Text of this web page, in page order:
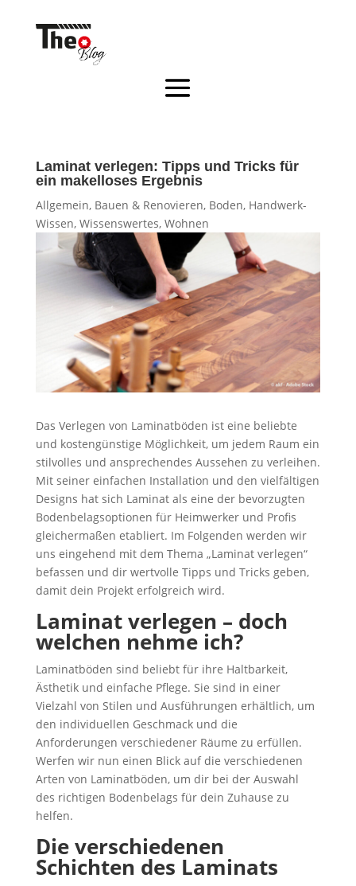
Laminat verlegen: Tipps und Tricks für
ein makelloses Ergebnis
Allgemein, Bauen & Renovieren, Boden, Handwerk-
Wissen, Wissenswertes, Wohnen
Das Verlegen von Laminatböden ist eine beliebte
und kostengünstige Möglichkeit, um jedem Raum ein
stilvolles und ansprechendes Aussehen zu verleihen.
Mit seiner einfachen Installation und den vielfältigen
Designs hat sich Laminat als eine der bevorzugten
Bodenbelagsoptionen für Heimwerker und Profis
gleichermaßen etabliert. Im Folgenden werden wir
uns eingehend mit dem Thema „Laminat verlegen“
befassen und dir wertvolle Tipps und Tricks geben,
damit dein Projekt erfolgreich wird.
Laminat verlegen – doch
welchen nehme ich?
Laminatböden sind beliebt für ihre Haltbarkeit,
Ästhetik und einfache Pflege. Sie sind in einer
Vielzahl von Stilen und Ausführungen erhältlich, um
den individuellen Geschmack und die
Anforderungen verschiedener Räume zu erfüllen.
Werfen wir nun einen Blick auf die verschiedenen
Arten von Laminatböden, um dir bei der Auswahl
des richtigen Bodenbelags für dein Zuhause zu
helfen.
Die verschiedenen
Schichten des Laminats